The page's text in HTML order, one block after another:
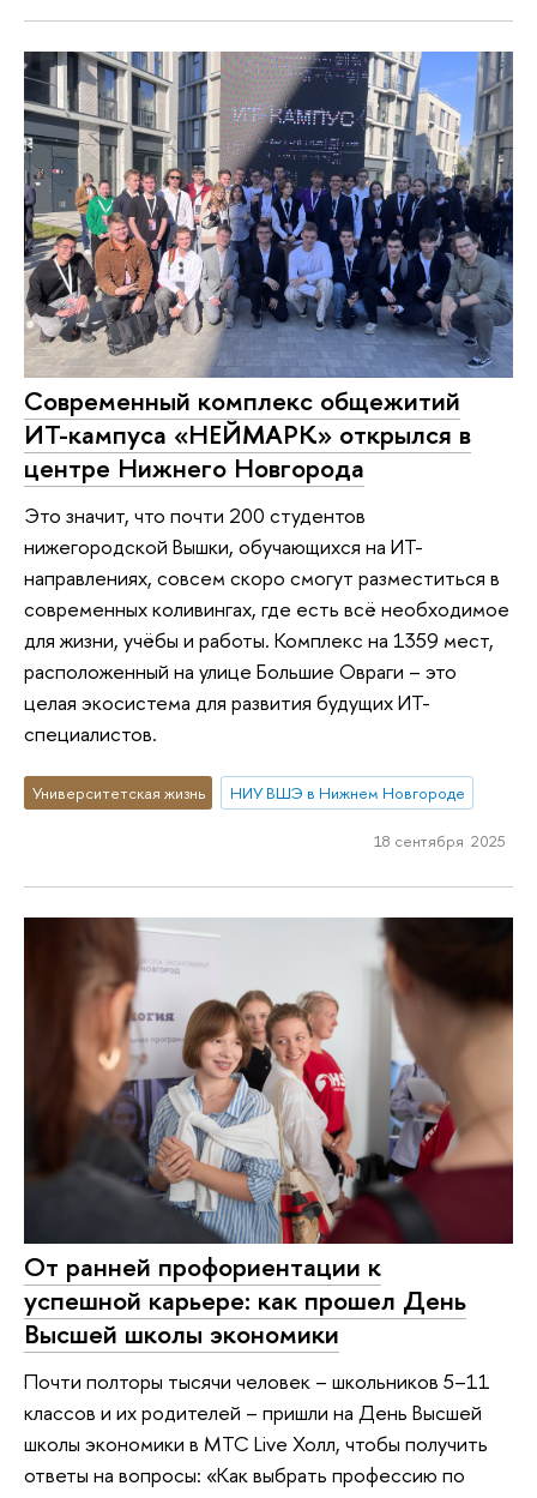
Современный комплекс общежитий
ИТ-кампуса «НЕЙМАРК» открылся в
центре Нижнего Новгорода
Это значит, что почти 200 студентов
нижегородской Вышки, обучающихся на ИТ-
направлениях, совсем скоро смогут разместиться в
современных коливингах, где есть всё необходимое
для жизни, учёбы и работы. Комплекс на 1359 мест,
расположенный на улице Большие Овраги – это
целая экосистема для развития будущих ИТ-
специалистов.
Университетская жизнь НИУ ВШЭ в Нижнем Новгороде
18 сентября 2025
От ранней профориентации к
успешной карьере: как прошел День
Высшей школы экономики
Почти полторы тысячи человек – школьников 5–11
классов и их родителей – пришли на День Высшей
школы экономики в МТС Live Холл, чтобы получить
ответы на вопросы: «Как выбрать профессию по